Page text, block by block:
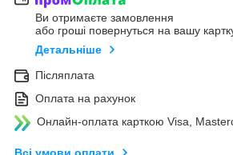
Ви отримаєте замовлення
або гроші повернуться на вашу
Детальніше
Післяплата
Оплата на рахунок
Онлайн-оплата карткою Visa,